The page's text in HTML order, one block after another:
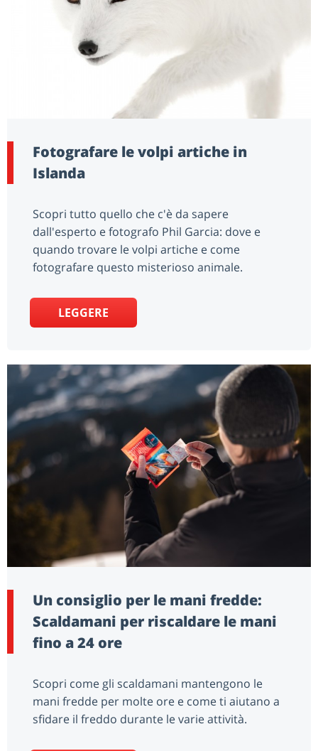
Fotografare le volpi artiche in
Islanda
Scopri tutto quello che c'è da sapere
dall'esperto e fotografo Phil Garcia: dove e
quando trovare le volpi artiche e come
fotografare questo misterioso animale.
LEGGERE
Un consiglio per le mani fredde:
Scaldamani per riscaldare le mani
fino a 24 ore
Scopri come gli scaldamani mantengono le
mani fredde per molte ore e come ti aiutano a
sfidare il freddo durante le varie attività.